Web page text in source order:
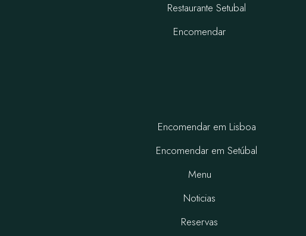
Restaurante Setubal
Encomendar
Encomendar em Lisboa
Encomendar em Setúbal
Menu
Noticias
Reservas